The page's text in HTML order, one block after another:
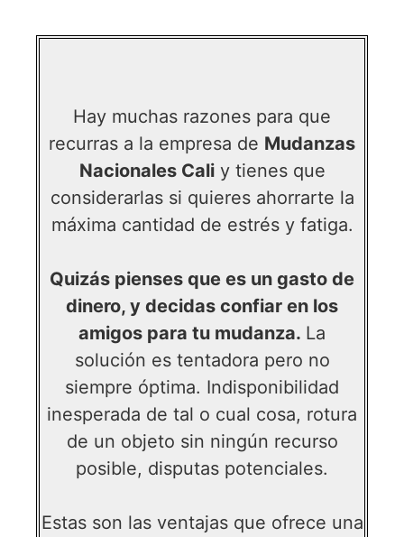
Hay muchas razones para que
recurras a la empresa de Mudanzas
Nacionales Caliy tienes que
considerarlas si quieres ahorrarte la
máxima cantidad de estrés y fatiga.
Quizás pienses que es un gasto de
dinero, y decidas confiar en los
amigos para tu mudanza. La
solución es tentadora pero no
siempre óptima. Indisponibilidad
inesperada de tal o cual cosa, rotura
de un objeto sin ningún recurso
posible, disputas potenciales.
Estas son las ventajas que ofrece una